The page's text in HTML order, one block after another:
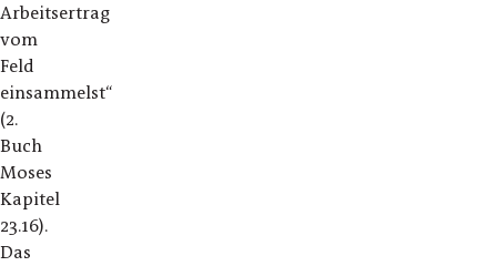
Arbeitsertrag
vom
Feld
einsammelst“
(2.
Buch
Moses
Kapitel
23.16).
Das